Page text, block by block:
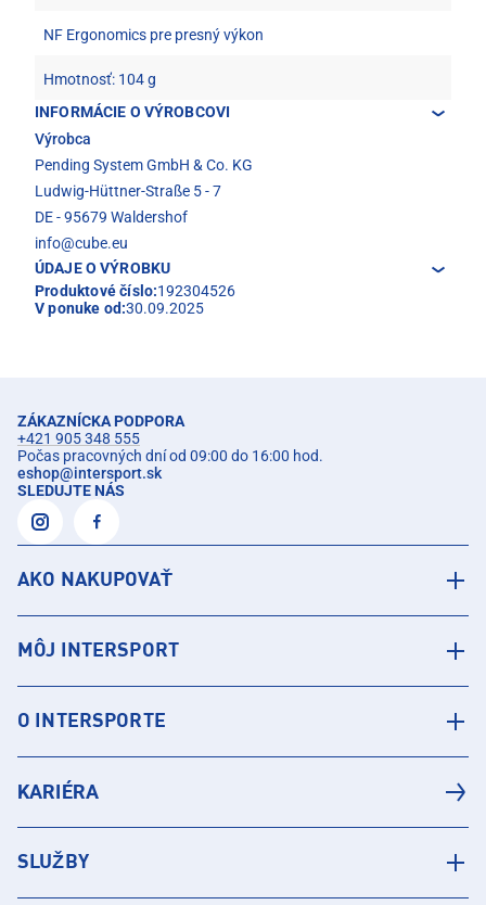
NF Ergonomics pre presný výkon
Hmotnosť: 104 g
INFORMÁCIE O VÝROBCOVI
Výrobca
Pending System GmbH & Co. KG
Ludwig-Hüttner-Straße 5 - 7
DE - 95679 Waldershof
info@cube.eu
ÚDAJE O VÝROBKU
Produktové číslo:192304526
V ponuke od:30.09.2025
ZÁKAZNÍCKA PODPORA
+421 905 348 555
Počas pracovných dní od 09:00 do 16:00 hod.
eshop@intersport.sk
SLEDUJTE NÁS
AKO NAKUPOVAŤ
MÔJ INTERSPORT
O INTERSPORTE
KARIÉRA
SLUŽBY